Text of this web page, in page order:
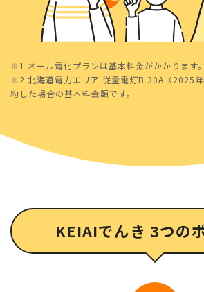
※1 オール電化プランは基本料金がかかります。
※2 北海道電力エリア 従量電灯B 30A（2025
約した場合の基本料金額です。
KEIAIでんき 3つの